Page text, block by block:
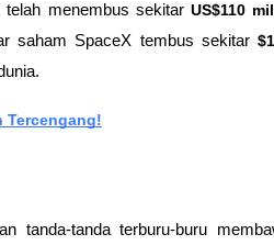
telah menembus sekitar US$110
saham SpaceX tembus sekitar
Tercengang!
tanda-tanda terburu-buru